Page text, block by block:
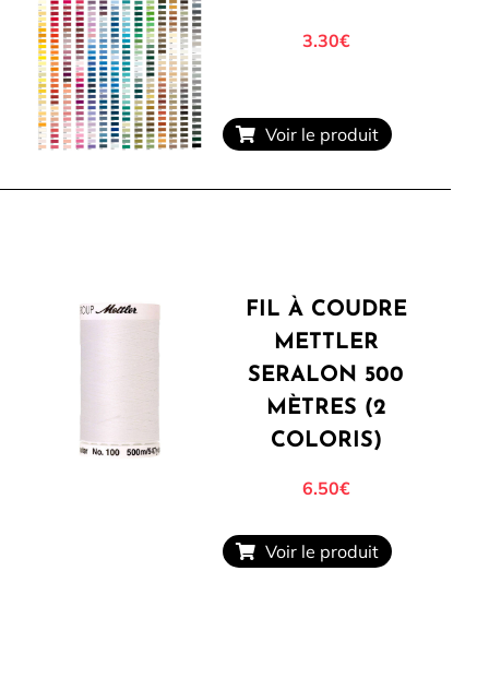
3.30€
Voir le produit
FIL À COUDRE
METTLER
SERALON 500
MÈTRES (2
COLORIS)
6.50€
Voir le produit